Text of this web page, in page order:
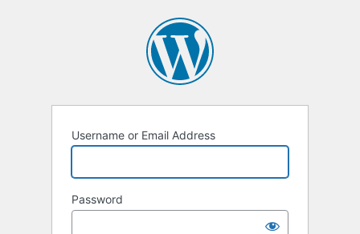
Username or Email Address
Password